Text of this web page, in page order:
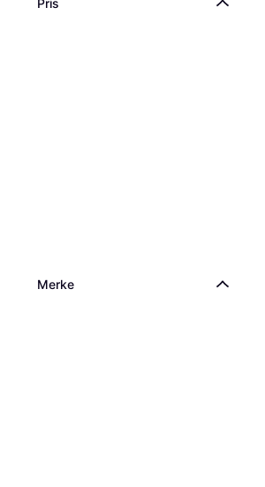
Pris
Merke